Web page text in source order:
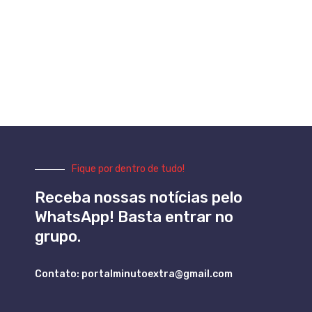
Fique por dentro de tudo!
Receba nossas notícias pelo
WhatsApp! Basta entrar no
grupo.
Contato: portalminutoextra@gmail.com